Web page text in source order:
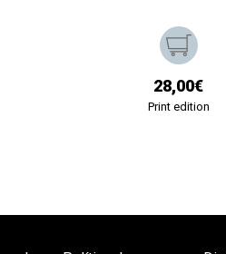
28,00€
Print edition